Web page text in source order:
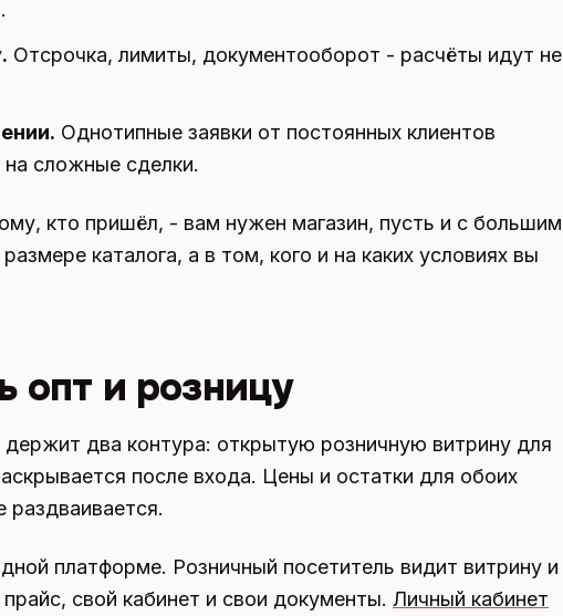
Отсрочка, лимиты, документооборот - расчёты идут не
Однотипные заявки от постоянных клиентов
сложные сделки.
кто пришёл, - вам нужен магазин, пусть и с большим
каталога, а в том, кого и на каких условиях вы
опт и розницу
два контура: открытую розничную витрину для
после входа. Цены и остатки для обоих
раздваивается.
платформе. Розничный посетитель видит витрину и
свой кабинет и свои документы. Личный кабинет